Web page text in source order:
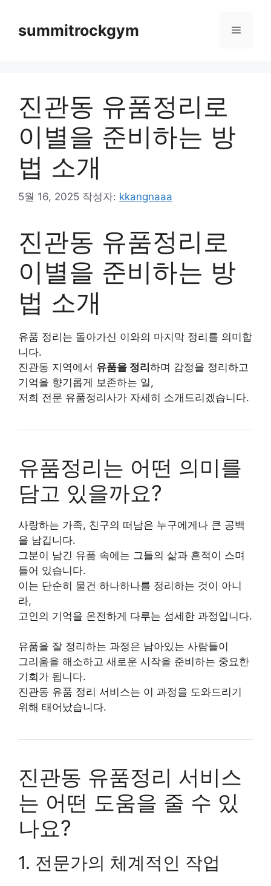
summitrockgym 메
진관동 유품정리로
이별을 준비하는 방
법 소개
5월 16, 2025 작성자: kkangnaaa
진관동 유품정리로
이별을 준비하는 방
법 소개
유품 정리는 돌아가신 이와의 마지막 정리를 의미합
니다.
진관동 지역에서 유품을 정리하며 감정을 정리하고
기억을 향기롭게 보존하는 일,
저희 전문 유품정리사가 자세히 소개드리겠습니다.
유품정리는 어떤 의미를
담고 있을까요?
사랑하는 가족, 친구의 떠남은 누구에게나 큰 공백
을 남깁니다.
그분이 남긴 유품 속에는 그들의 삶과 흔적이 스며
들어 있습니다.
이는 단순히 물건 하나하나를 정리하는 것이 아니
라,
고인의 기억을 온전하게 다루는 섬세한 과정입니다.
유품을 잘 정리하는 과정은 남아있는 사람들이
그리움을 해소하고 새로운 시작을 준비하는 중요한
기회가 됩니다.
진관동 유품 정리 서비스는 이 과정을 도와드리기
위해 태어났습니다.
진관동 유품정리 서비스
는 어떤 도움을 줄 수 있
나요?
1. 전문가의 체계적인 작업